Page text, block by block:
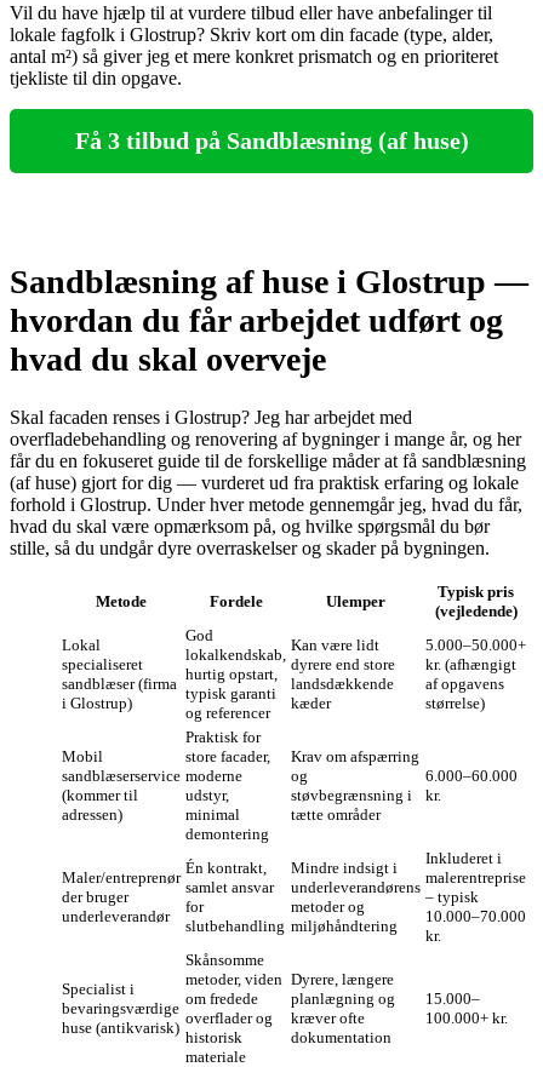
Vil du have hjælp til at vurdere tilbud eller have anbefalinger til
lokale fagfolk i Glostrup? Skriv kort om din facade (type, alder,
antal m²) så giver jeg et mere konkret prismatch og en prioriteret
tjekliste til din opgave.
Få 3 tilbud på Sandblæsning (af huse)
Sandblæsning af huse i Glostrup —
hvordan du får arbejdet udført og
hvad du skal overveje
Skal facaden renses i Glostrup? Jeg har arbejdet med
overfladebehandling og renovering af bygninger i mange år, og her
får du en fokuseret guide til de forskellige måder at få sandblæsning
(af huse) gjort for dig — vurderet ud fra praktisk erfaring og lokale
forhold i Glostrup. Under hver metode gennemgår jeg, hvad du får,
hvad du skal være opmærksom på, og hvilke spørgsmål du bør
stille, så du undgår dyre overraskelser og skader på bygningen.
Metode Fordele Ulemper
Typisk pris
(vejledende)
Lokal
specialiseret
sandblæser (firma
i Glostrup)
God
lokalkendskab,
hurtig opstart,
typisk garanti
og referencer
Kan være lidt
dyrere end store
landsdækkende
kæder
5.000–50.000+
kr. (afhængigt
af opgavens
størrelse)
Mobil
sandblæserservice
(kommer til
adressen)
Praktisk for
store facader,
moderne
udstyr,
minimal
demontering
Krav om afspærring
og
støvbegrænsning i
tætte områder
6.000–60.000
kr.
Maler/entreprenør
der bruger
underleverandør
Én kontrakt,
samlet ansvar
for
slutbehandling
Mindre indsigt i
underleverandørens
metoder og
miljøhåndtering
Inkluderet i
malerentreprise
– typisk
10.000–70.000
kr.
Specialist i
bevaringsværdige
huse (antikvarisk)
Skånsomme
metoder, viden
om fredede
overflader og
historisk
materiale
Dyrere, længere
planlægning og
kræver ofte
dokumentation
15.000–
100.000+ kr.